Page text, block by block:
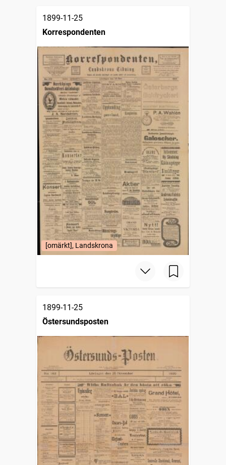
1899-11-25
Korrespondenten
[omärkt], Landskrona
1899-11-25
Östersundsposten